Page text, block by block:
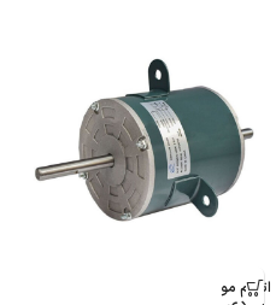
اتمام مو